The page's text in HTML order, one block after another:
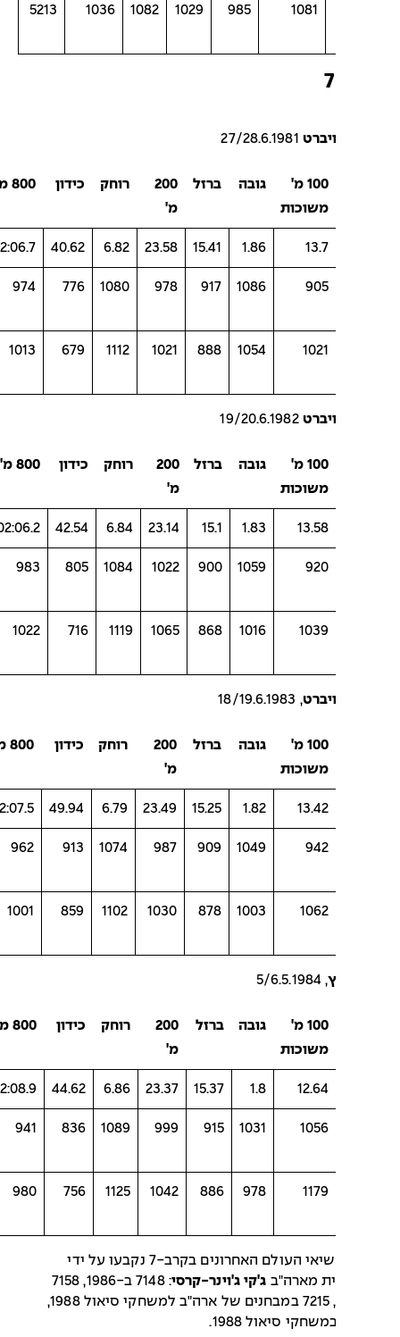
985
1029
1082
1036
5213
גובה ברזל
200
רוחק כידון 800 מ'
סה"כ
1.86
15.41
23.58
6.82
40.62
02:06.7
1086
917
978
1080
776
974
6716
1054
888
1021
1112
679
1013
6788
גובה ברזל
200
רוחק כידון 800 מ'
סה"כ
1.83
23.14
6.84
42.54
02:06.2
1059
900
1022
1084
805
983
6773
1016
868
1065
1119
716
1022
6845
גובה ברזל
200
רוחק כידון 800 מ'
סה"כ
1.82
15.25
23.49
6.79
49.94
02:07.5
1049
909
987
1074
913
962
6836
1003
878
1030
1102
859
1001
6935
גובה ברזל
200
רוחק כידון 800 מ'
סה"כ
1.8
15.37
23.37
6.86
44.62
02:08.9
1031
999
1089
836
941
6867
978
886
1042
1125
756
980
6946
ארבעת שיאי העולם האחרונים בקרב-7 נקבעו על ידי
מארה"בג'קי ג'וינר-קרסי
: 7148 ב-1986, 7158
ב-1986, 7215 במבחנים של ארה"ב למשחקי סיאול 1988,